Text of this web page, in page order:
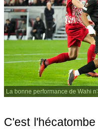
La bonne performance de Wahi
C'est